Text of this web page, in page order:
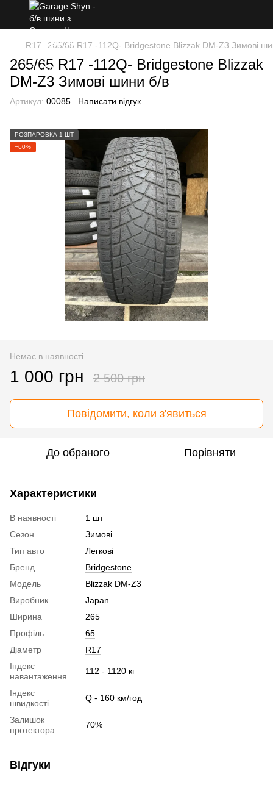
R17 265/65 R17 -112Q- Bridgestone Blizzak DM-Z3 Зимові
265/65 R17 -112Q- Bridgestone Blizzak
DM-Z3 Зимові шини б/в
Артикул: 00085 Написати відгук
РОЗПАРОВКА 1 ШТ
−60%
Немає в наявності
1 000 грн 2 500 грн
Повідомити, коли з'явиться
До обраного Порівняти
Характеристики
В наявності
1 шт
Сезон
Зимові
Тип авто
Легкові
Бренд
Bridgestone
Модель
Blizzak DM-Z3
Виробник
Japan
Ширина
265
Профіль
65
Діаметр
R17
Індекс
навантаження
112 - 1120 кг
Індекс
швидкості
Q - 160 км/год
Залишок
протектора
70%
Відгуки